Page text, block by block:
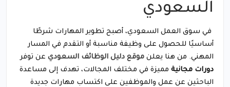
السعودي
في سوق العمل السعودي، أصبح تطوير المهارات شرطًا
أساسيًا للحصول على وظيفة مناسبة أو التقدم في المسار
المهني. من هنا يعلن موقع دليل الوظائف السعودي عن توفر
دورات مجانية مميزة في مختلف المجالات، تهدف إلى مساعدة
الباحثين عن عمل والموظفين على اكتساب مهارات جديدة